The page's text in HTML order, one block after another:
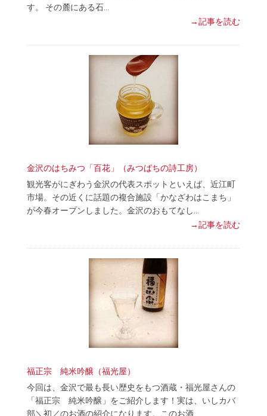
す。 その麓にある石…
→記事を読む
金沢のはちみつ「百花」（みつばちの詩工房）
観光客がにぎわう金沢の代表スポットといえば、近江町
市場。その近くに話題の複合施設「かなざわはこまち」
が今春オープンしました。金沢のおもてなし…
→記事を読む
福正宗 純米吟醸（福光屋）
今回は、金沢で最も長い歴史をもつ酒蔵・福光屋さんの
「福正宗 純米吟醸」をご紹介します！実は、いしカバ
部＼初／のお酒の紹介になります。このお酒…